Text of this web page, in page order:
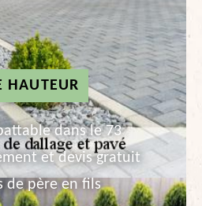
HAUTEUR
dans le 73
et devis gratuit
de père en fils